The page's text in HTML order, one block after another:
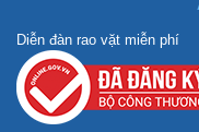
Diễn đàn rao vặt miễn phí